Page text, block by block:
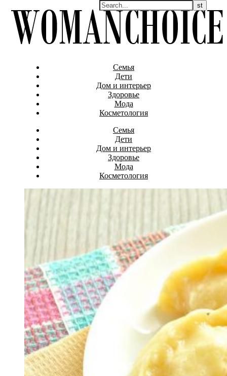
Семья
Дети
Дом и интерьер
Здоровье
Мода
Косметология
Семья
Дети
Дом и интерьер
Здоровье
Мода
Косметология